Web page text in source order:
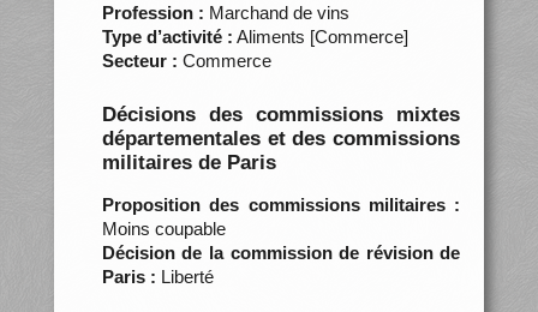
Profession : Marchand de vins
Type d’activité : Aliments [Commerce]
Secteur : Commerce
Décisions des commissions mixtes
départementales et des commissions
militaires de Paris
Proposition des commissions militaires :
Moins coupable
Décision de la commission de révision de
Paris : Liberté